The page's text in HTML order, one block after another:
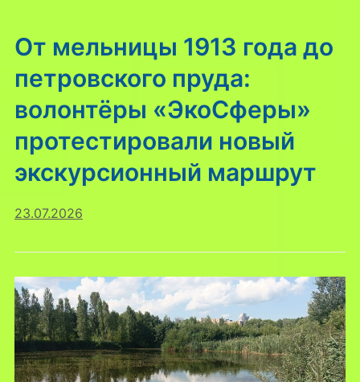
От мельницы 1913 года до
петровского пруда:
волонтёры «ЭкоСферы»
протестировали новый
экскурсионный маршрут
23.07.2026